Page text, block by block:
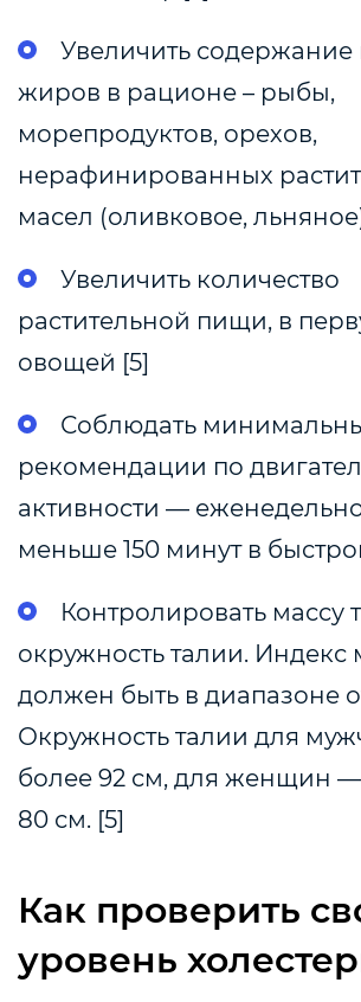
Увеличить содержание
жиров в рационе – рыбы,
морепродуктов, орехов,
нерафинированных
масел (оливковое,
Увеличить количество
растительной пищи, в
овощей [5]
Соблюдать
рекомендации по
активности —
меньше 150 минут в
Контролировать массу
окружность талии. Индекс
должен быть в диапазоне
Окружность талии для
более 92 см, для женщин
80 см. [5]
Как проверить
уровень